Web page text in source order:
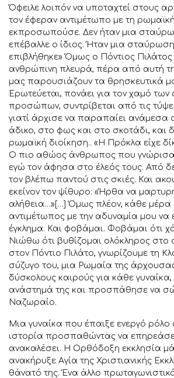
Όφειλε λοιπόν να υποταχτεί στους
τον έφεραν αντιμέτωπο με τη
εκπροσωπούσε. Δεν ήταν μια
επέβαλλε ο ίδιος. Ήταν μια
επιβλήθηκε» Όμως ο Πόντιος Πιλάτος
ανθρώπινη πλευρά, πέρα από αυτή
μας παρουσιάζουν τα θρησκευτικά
Ερωτεύεται, πονάει για τον χαμό
προσώπων, συντρίβεται από τις
γιατί άρχισε να παραπαίει ανάμεσα
άδικο, στο φως και στο σκοτάδι, και
ρωμαϊκή διοίκηση.. «Η Πρόκλα είχε
Ο πιο αθώος άνθρωπος που γνώρισα
εγώ τον άφησα στο έλεός τους. Από
τον βλέπω παντού στις σκιές. Και
εκείνον τον ψίθυρο: «Ήρθα να
αλήθεια…»[…] Όμως πλέον, κάθε μέρα
αντιμέτωπος με την αδυναμία μου
έγκλημα. Και φοβάμαι. Φοβάμαι ότι
Νιώθω ότι βυθίζομαι ολόκληρος στο
στον Πόντιο Πιλάτο, γνωρίζουμε τη
σύζυγο του, μια Ρωμαία της
δύσκολους καιρούς για κάθε
ανάστημά της και προσπάθησε να
Ναζωραίο.
Μια γυναίκα που έπαιξε ενεργό ρόλο
ιστορία προσπαθώντας να
ανακαλέσει. Η Ορθόδοξη εκκλησία
ανακήρυξε Αγία της Χριστιανικής
θάνατό της. Ένα άλλο